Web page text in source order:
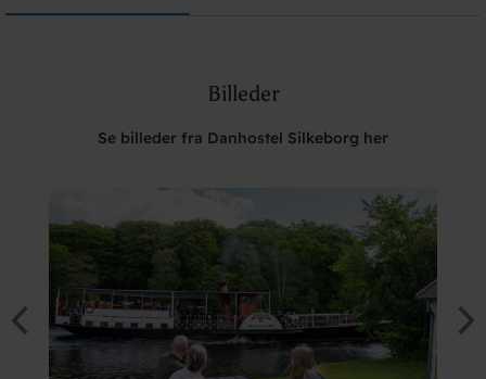
Billeder
Se billeder fra Danhostel Silkeborg her